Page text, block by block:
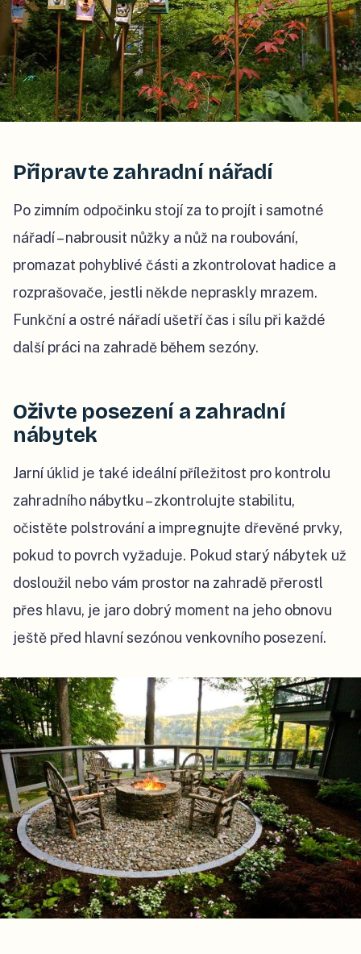
Připravte zahradní nářadí
Po zimním odpočinku stojí za to projít i samotné
nářadí – nabrousit nůžky a nůž na roubování,
promazat pohyblivé části a zkontrolovat hadice a
rozprašovače, jestli někde nepraskly mrazem.
Funkční a ostré nářadí ušetří čas i sílu při každé
další práci na zahradě během sezóny.
Oživte posezení a zahradní
nábytek
Jarní úklid je také ideální příležitost pro kontrolu
zahradního nábytku – zkontrolujte stabilitu,
očistěte polstrování a impregnujte dřevěné prvky,
pokud to povrch vyžaduje. Pokud starý nábytek už
dosloužil nebo vám prostor na zahradě přerostl
přes hlavu, je jaro dobrý moment na jeho obnovu
ještě před hlavní sezónou venkovního posezení.